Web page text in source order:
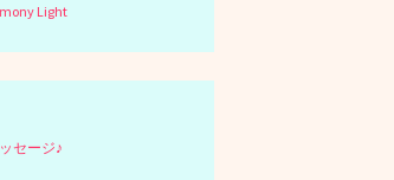
Light
セージ♪